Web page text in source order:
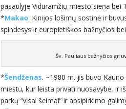
pasaulyje Viduramžių miesto siena bei
*Makao. Kinijos lošimų sostinė ir
spindesys ir europietiškos bažnyčios
Šv. Pauliaus bažnyčios
*Šendženas. ~1980 m. jis buvo
miestu, kur leista privati nuosavybė, ir
parkų “visai šeimai” ir apsipirkimo